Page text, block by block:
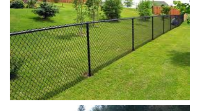
55*55 проволока 2,8 мм ;
1,5*10 м
55*55 проволока 2,6 мм ;
1,5*10 м